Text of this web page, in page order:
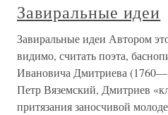
Завиральные идеи
Завиральные идеи Автором
видимо, считать поэта,
Ивановича Дмитриева
Петр Вяземский, Дмитриев
притязания заносчивой